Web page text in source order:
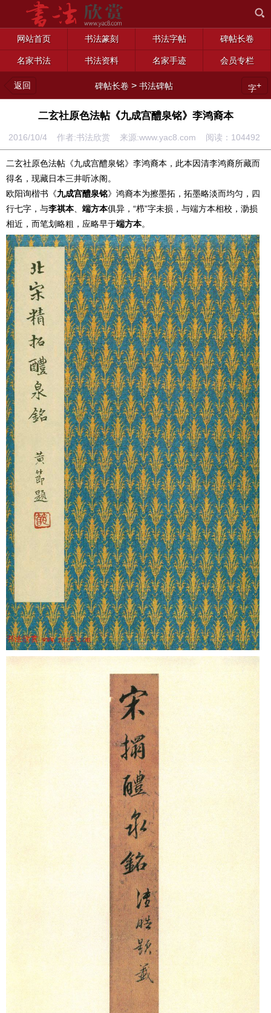
网站首页 书法篆刻 书法字帖 碑帖长卷
名家书法 书法资料 名家手迹 会员专栏
返回 碑帖长卷 >书法碑帖 字+
二玄社原色法帖《九成宫醴泉铭》李鸿裔本
2016/10/4 作者:书法欣赏 来源:www.yac8.com 阅读： 104492
二玄社原色法帖《九成宫醴泉铭》李鸿裔本，此本因清李鸿裔所藏而
得名，现藏日本三井听冰阁。
欧阳询楷书《九成宫醴泉铭》鸿裔本为擦墨拓，拓墨略淡而均匀，四
行七字，与李祺本、 端方本俱异，“栉”字未损，与端方本相校，泐损
相近，而笔划略粗，应略早于端方本。